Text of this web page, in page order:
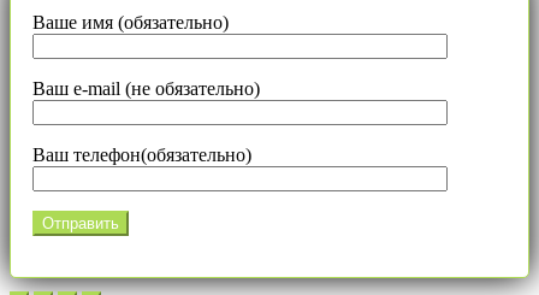
Ваше имя (обязательно)
Ваш e-mail (не обязательно)
Ваш телефон(обязательно)